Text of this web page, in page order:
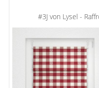
#3J von Lysel -